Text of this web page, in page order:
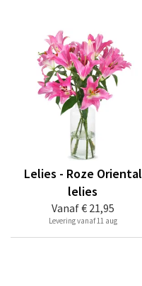
Vanaf€ 21,95
Lelies - Roze Oriental
lelies
Levering vanaf 11 aug